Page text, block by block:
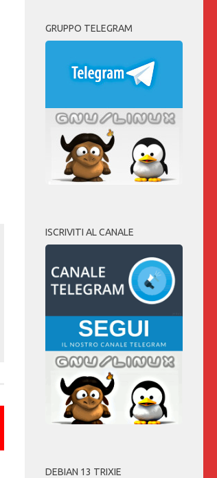
GRUPPO TELEGRAM
ISCRIVITI AL CANALE
DEBIAN 13 TRIXIE